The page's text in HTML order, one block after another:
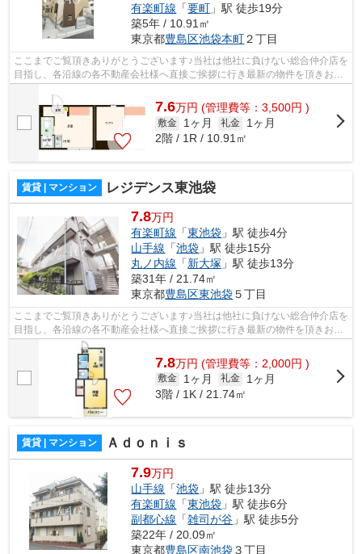
有楽町線 「要町 」駅 徒歩19分
築5年 / 10.91㎡
東京都豊島区池袋本町２丁目
ここまでご覧頂きありがとうございます♪当社は他社に負けない総合仲介店を
目指し、各沿線の各不動産会社様へ直接ご挨拶に行き最新の物件を頂きお客
様へ提供しております！最新の情報は...
7.6万円 (管理費等：3,500円 )
敷金 1ヶ月 礼金
1ヶ月
2階 / 1R / 10.91㎡
賃貸 | マンション レジデンス東池袋
7.8万円
有楽町線 「東池袋 」駅 徒歩4分
山手線 「池袋 」駅 徒歩15分
丸ノ内線 「新大塚 」駅 徒歩13分
築31年 / 21.74㎡
東京都豊島区東池袋５丁目
ここまでご覧頂きありがとうございます♪当社は他社に負けない総合仲介店を
目指し、各沿線の各不動産会社様へ直接ご挨拶に行き最新の物件を頂きお客
様へ提供しております！最新の情報は...
7.8万円 (管理費等：2,000円 )
敷金 1ヶ月 礼金
1ヶ月
3階 / 1K / 21.74㎡
賃貸 | マンション Ａｄｏｎｉｓ
7.9万円
山手線 「池袋 」駅 徒歩13分
有楽町線 「東池袋 」駅 徒歩6分
副都心線 「雑司が谷 」駅 徒歩5分
築22年 / 20.09㎡
東京都豊島区南池袋３丁目